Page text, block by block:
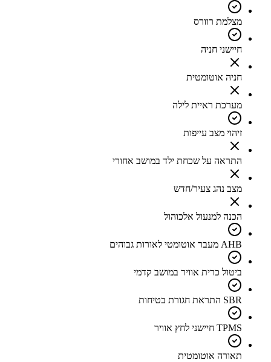
מצלמת רוורס
חיישני חניה
חניה אוטומטית
מערכת ראיית לילה
זיהוי מצב עייפות
התראה על שכחת ילד במושב אחורי
מצב נהג צעיר/חדש
הכנה למנעול אלכוהול
AHB מעבר אוטומטי לאורות גבוהים
ביטול כרית אוויר במושב קדמי
SBR התראת חגורת בטיחות
TPMS חיישני לחץ אוויר
תאורה אוטומטית